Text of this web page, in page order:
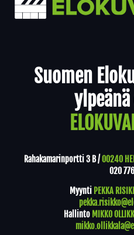
Suomen
Rahakamarinportti 3 B /00240
020
Myynti PEKKA
Hallinto MIKKO